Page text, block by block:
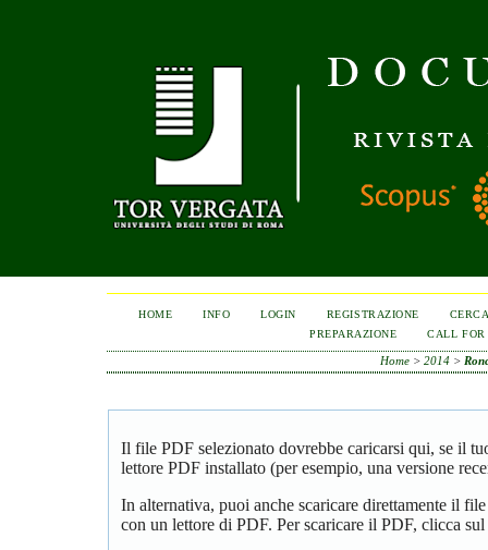
HOME INFO LOGIN REGISTRAZIONE
PREPARAZIONE
CALL FOR
Home> 2014>
Il file PDF selezionato dovrebbe caricarsi qui, se il
lettore PDF installato (per esempio, una versione
In alternativa, puoi anche scaricare direttamente il
con un lettore di PDF. Per scaricare il PDF, clicca